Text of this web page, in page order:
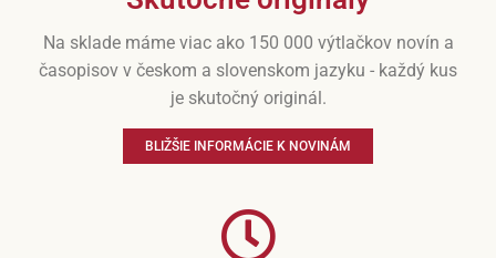
Na sklade máme viac ako 150 000 výtlačkov novín a
časopisov v českom a slovenskom jazyku - každý kus
je skutočný originál.
BLIŽŠIE INFORMÁCIE K NOVINÁM